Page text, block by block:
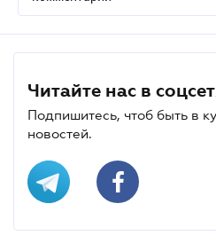
Читайте нас в
Подпишитесь, чтоб быть в
новостей.